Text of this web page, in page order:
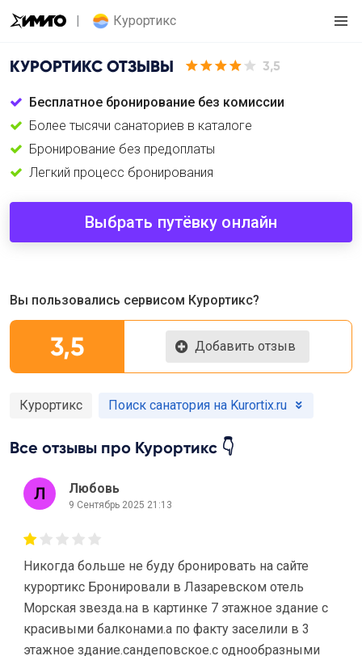
Курортикс
КУРОРТИКС ОТЗЫВЫ 3,5
Бесплатное бронирование без комиссии
Более тысячи санаториев в каталоге
Бронирование без предоплаты
Легкий процесс бронирования
Выбрать путёвку онлайн
Вы пользовались сервисом Курортикс?
3,5 Добавить отзыв
Курортикс Поиск санатория на Kurortix.ru
Все отзывы про Курортикс 👇
Любовь
9 Сентябрь 2025 21:13
Никогда больше не буду бронировать на сайте
курортикс Бронировали в Лазаревском отель
Морская звезда.на в картинке 7 этажное здание с
красивыми балконами.а по факту заселили в 3
этажное здание.сандеповское.с однообразными